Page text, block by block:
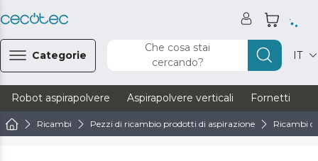
Categorie
Che cosa stai
cercando?
IT
Robot aspirapolvere Aspirapolvere verticali Fornetti
Ricambi Pezzi di ricambio prodotti di aspirazione Ricambi